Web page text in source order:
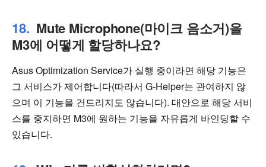
Mute Microphone(마이크 음소거)을
M3에 어떻게 할당하나요?
Asus Optimization Service가 실행 중이라면 해당 기능은
그 서비스가 제어합니다(따라서 G-Helper는 관여하지 않
으며 이 기능을 건드리지도 않습니다). 대안으로 해당 서비
스를 중지하면 M3에 원하는 기능을 자유롭게 바인딩할 수
있습니다.